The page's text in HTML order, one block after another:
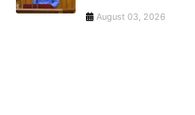
August 03, 2026